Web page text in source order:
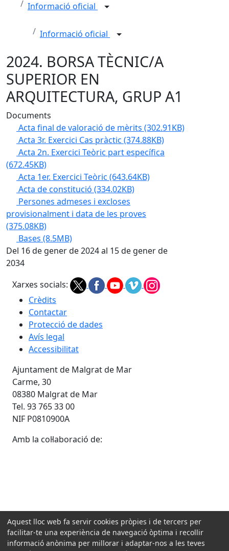
Informació oficial
Informació oficial
2024. BORSA TÈCNIC/A
SUPERIOR EN
ARQUITECTURA, GRUP A1
Documents
Acta final de valoració de mèrits (302.91KB)
Acta 3r. Exercici Cas pràctic (374.88KB)
Acta 2n. Exercici Teòric part específica
(672.45KB)
Acta 1er. Exercici Teòric (643.64KB)
Acta de constitució (334.02KB)
Persones admeses i excloses
provisionalment i data de les proves
(375.08KB)
Bases (8.5MB)
Del 16 de gener de 2024 al 15 de gener de
2034
Xarxes socials:
Crèdits
Contactar
Protecció de dades
Avís legal
Accessibilitat
Ajuntament de Malgrat de Mar
Carme, 30
08380 Malgrat de Mar
Tel. 93 765 33 00
NIF P0810900A
Amb la col·laboració de:
Aquest lloc web fa servir cookies pròpies i de tercers per
facilitar-te una experiència de navegació òptima i recollir
informació anònima per millorar i adaptar-nos a les teves